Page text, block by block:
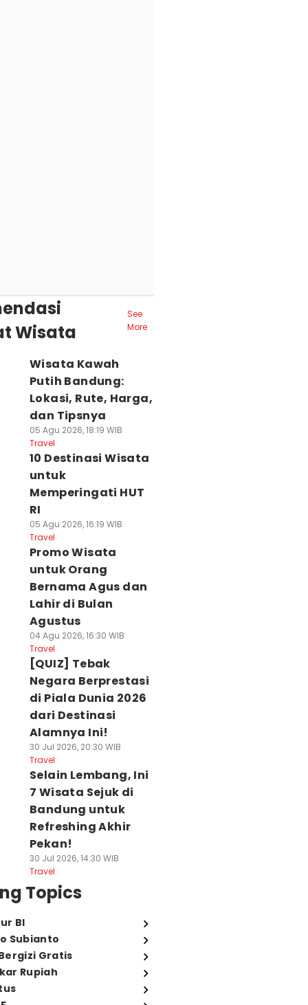
Wisata
See
More
Wisata Kawah
Putih Bandung:
Lokasi, Rute, Harga,
dan Tipsnya
05 Agu 2026, 18:19 WIB
Travel
10 Destinasi Wisata
untuk
Memperingati HUT
RI
05 Agu 2026, 16:19 WIB
Travel
Promo Wisata
untuk Orang
Bernama Agus dan
Lahir di Bulan
Agustus
04 Agu 2026, 16:30 WIB
Travel
[QUIZ] Tebak
Negara Berprestasi
di Piala Dunia 2026
dari Destinasi
Alamnya Ini!
30 Jul 2026, 20:30 WIB
Travel
Selain Lembang, Ini
7 Wisata Sejuk di
Bandung untuk
Refreshing Akhir
Pekan!
30 Jul 2026, 14:30 WIB
Travel
Topics
BI
Subianto
Gratis
Rupiah